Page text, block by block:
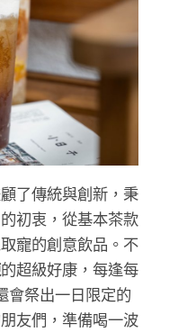
了傳統與創新，秉
初衷，從基本茶款
寵的創意飲品。不
的超級好康，每逢每
會祭出一日限定的
友們，準備喝一波